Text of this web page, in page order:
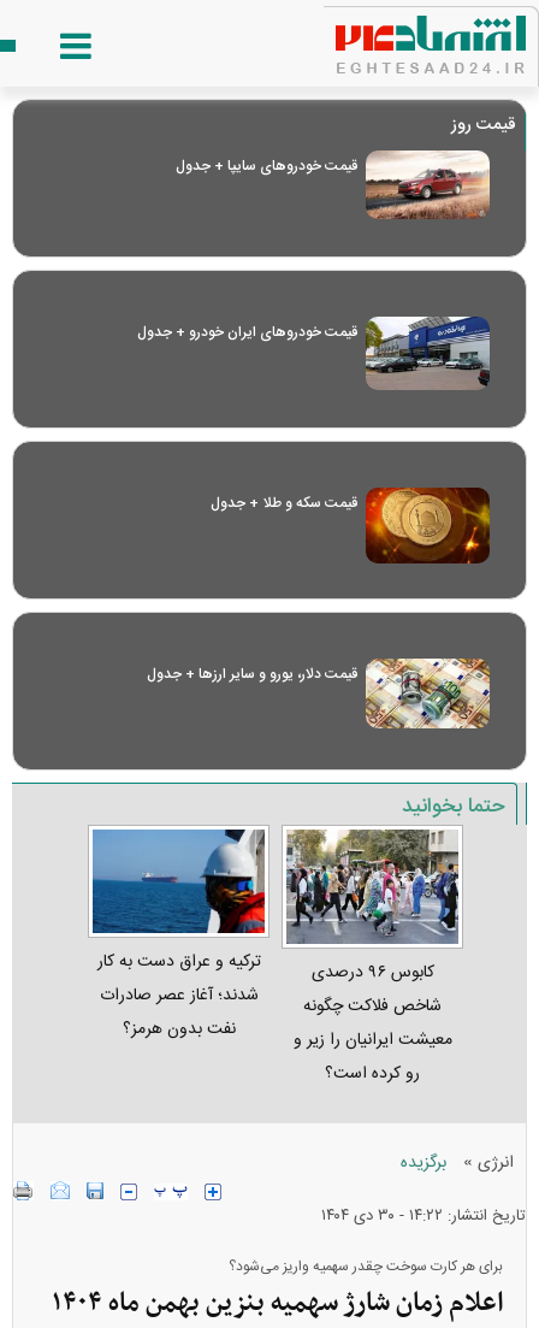
قیمت روز
قیمت خودرو‌های سایپا + جدول
قیمت خودرو‌های ایران خودرو + جدول
قیمت سکه و طلا + جدول
قیمت دلار، یورو و سایر ارز‌ها + جدول
حتما بخوانید
کابوس ۹۶ درصدی
شاخص فلاکت چگونه
معیشت ایرانیان را زیر و
رو کرده است؟
ترکیه و عراق دست به کار
شدند؛ آغاز عصر صادرات
نفت بدون هرمز؟
انرژی » برگزیده
تاریخ انتشار: ۱۴:۲۲ - ۳۰ دی ۱۴۰۴
برای هر کارت سوخت چقدر سهمیه واریز می‌شود؟
اعلام زمان شارژ سهمیه بنزین بهمن ماه ۱۴۰۴